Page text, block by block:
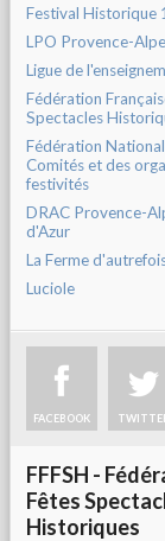
Festival Historique
LPO Provence-
Ligue de
Fédération
Spectacles
Fédération
Comités et des
festivités
DRAC Provence-
d'Azur
La Ferme
Luciole
FACEBOOK
FFFSH -
Fêtes
Historiques